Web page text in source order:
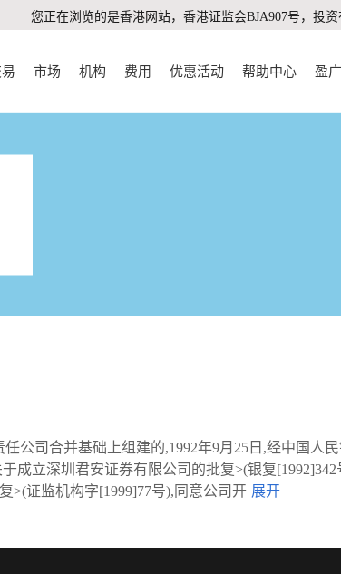
您正在浏览的是香港网站，香港证监会BJA907号，投
市场 机构 费用 优惠活动 帮助中心 盈
公司合并基础上组建的,1992年9月25日,经中国人
成立深圳君安证券有限公司的批复>(银复
>(证监机构字[1999]77号),同意公司开